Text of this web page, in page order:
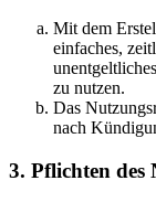
Mit dem
einfaches,
zu nutzen.
Das
nach
3. Pflichten des